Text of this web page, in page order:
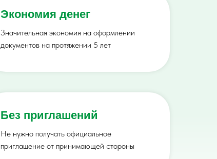
Экономия денег
Значительная экономия на оформлении
документов на протяжении 5 лет
Без приглашений
Не нужно получать официальное
приглашение от принимающей стороны